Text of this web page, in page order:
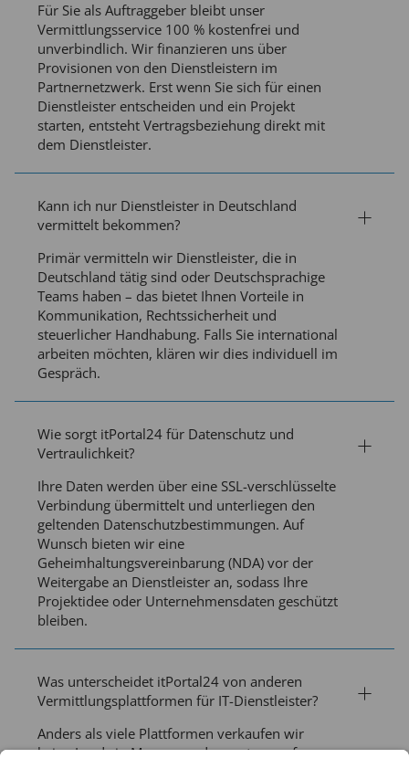
Für Sie als Auftraggeber bleibt unser
Vermittlungsservice 100 % kostenfrei und
unverbindlich. Wir finanzieren uns über
Provisionen von den Dienstleistern im
Partnernetzwerk. Erst wenn Sie sich für einen
Dienstleister entscheiden und ein Projekt
starten, entsteht Vertragsbeziehung direkt mit
dem Dienstleister.
Kann ich nur Dienstleister in Deutschland
vermittelt bekommen?
Primär vermitteln wir Dienstleister, die in
Deutschland tätig sind oder Deutschsprachige
Teams haben – das bietet Ihnen Vorteile in
Kommunikation, Rechtssicherheit und
steuerlicher Handhabung. Falls Sie international
arbeiten möchten, klären wir dies individuell im
Gespräch.
Wie sorgt itPortal24 für Datenschutz und
Vertraulichkeit?
Ihre Daten werden über eine SSL-verschlüsselte
Verbindung übermittelt und unterliegen den
geltenden Datenschutzbestimmungen. Auf
Wunsch bieten wir eine
Geheimhaltungsvereinbarung (NDA) vor der
Weitergabe an Dienstleister an, sodass Ihre
Projektidee oder Unternehmensdaten geschützt
bleiben.
Was unterscheidet itPortal24 von anderen
Vermittlungsplattformen für IT-Dienstleister?
Anders als viele Plattformen verkaufen wir
keine Leads in Masse, sondern setzen auf